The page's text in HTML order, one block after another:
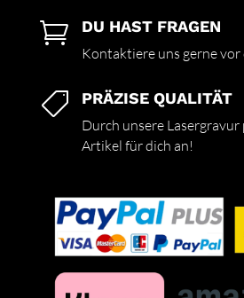
 DU HAST FRAGEN
Kontaktiere uns gerne
 PRÄZISE QUALITÄT
Durch unsere
Artikel für dich an!